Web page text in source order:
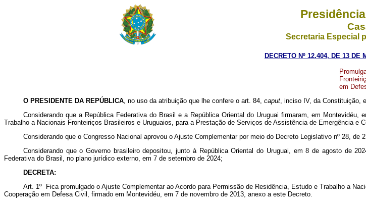
Secretaria Especial
DECRETO Nº 12.404, DE 13 DE
em
O PRESIDENTE DA REPÚBLICA, no uso da atribuição que lhe confere o art. 84, caput, inciso IV, da Constituição, e
Considerando que a República Federativa do Brasil e a República Oriental do Uruguai firmaram, em
Trabalho a Nacionais Fronteiriços Brasileiros e Uruguaios, para a Prestação de Serviços de Assistência de Emergência e
Considerando que o Congresso Nacional aprovou o Ajuste Complementar por meio do Decreto Legislativo nº 28, de
Considerando que o Governo brasileiro depositou, junto à República Oriental do Uruguai, em 8 de agosto de
Federativa do Brasil, no plano jurídico externo, em 7 de setembro de 2024;
DECRETA:
Art. 1º Fica promulgado o Ajuste Complementar ao Acordo para Permissão de Residência, Estudo e Trabalho a
Cooperação em Defesa Civil, firmado em Montevidéu, em 7 de novembro de 2013, anexo a este Decreto.